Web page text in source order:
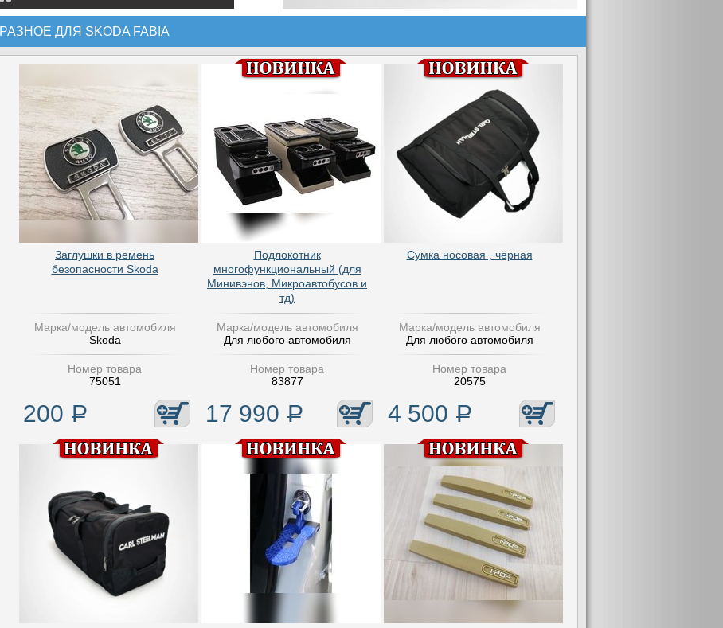
РАЗНОЕ ДЛЯ SKODA FABIA
Заглушки в ремень
безопасности Skoda
Марка/модель автомобиля
Skoda
Номер товара
75051
200 Р
Подлокотник
многофункциональный (для
Минивэнов, Микроавтобусов и
тд)
Марка/модель автомобиля
Для любого автомобиля
Номер товара
83877
17 990 Р
Сумка носовая , чёрная
Марка/модель автомобиля
Для любого автомобиля
Номер товара
20575
4 500 Р